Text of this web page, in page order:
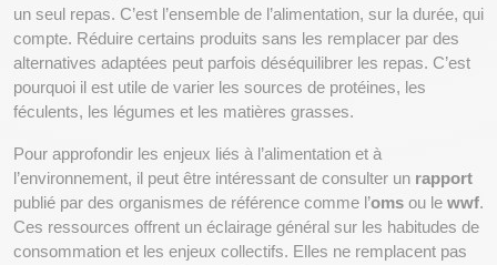
un seul repas. C’est l’ensemble de l’alimentation, sur la durée, qui
compte. Réduire certains produits sans les remplacer par des
alternatives adaptées peut parfois déséquilibrer les repas. C’est
pourquoi il est utile de varier les sources de protéines, les
féculents, les légumes et les matières grasses.
Pour approfondir les enjeux liés à l’alimentation et à
l’environnement, il peut être intéressant de consulter un rapport
publié par des organismes de référence comme l’oms ou le wwf.
Ces ressources offrent un éclairage général sur les habitudes de
consommation et les enjeux collectifs. Elles ne remplacent pas